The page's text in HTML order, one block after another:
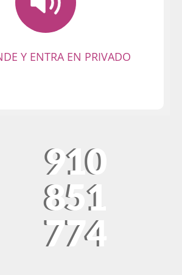
Y ENTRA EN PRIVADO
que en el Chat León nadie te
ni sabe quién eres. Se busca
y cachondeo. ¡Empieza la
910
851
774